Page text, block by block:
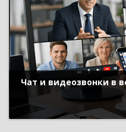
Чат и видеозвонки в